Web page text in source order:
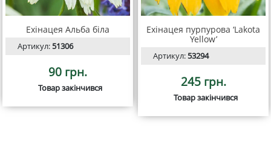
Ехінацея Альба біла
Артикул:51306
90 грн.
Товар закінчився
Ехінацея пурпурова ‘Lakota
Yellow’
Артикул:53294
245 грн.
Товар закінчився